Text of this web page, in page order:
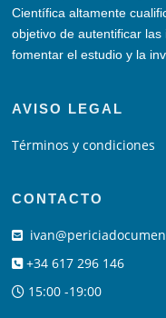
Científica altamente
objetivo de autentificar
fomentar el estudio y la
AVISO LEGAL
Términos y condiciones
CONTACTO
+34 617 296 146
15:00 -19:00